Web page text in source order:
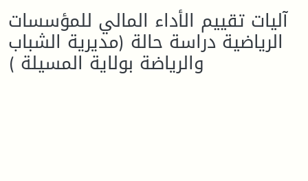
آليات تقييم الأداء المالي للمؤسسات
الرياضية دراسة حالة (مديرية الشباب
والرياضة بولاية المسيلة )